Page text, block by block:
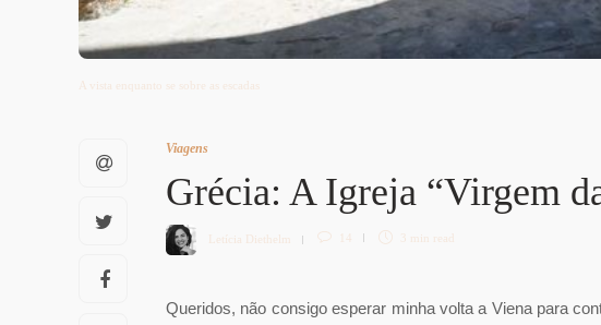
A vista enquanto se sobre as escadas
Viagens
Grécia: A Igreja “Virgem
Letícia Diethelm 3 min read
Queridos, não consigo esperar minha volta a Viena para